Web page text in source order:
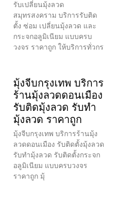
รับเปลี่ยนมุ้งลวด
สมุทรสงคราม บริการรับติด
ตั้ง ซ่อม เปลี่ยนมุ้งลวด และ
กระจกอลูมิเนียม แบบครบ
วงจร ราคาถูก ให้บริการทั่วกร
มุ้งจีบกรุงเทพ บริการ
ร้านมุ้งลวดดอนเมือง
รับติดมุ้งลวด รับทำ
มุ้งลวด ราคาถูก
มุ้งจีบกรุงเทพ บริการร้านมุ้ง
ลวดดอนเมือง รับติดตั้งมุ้งลวด
รับทำมุ้งลวด รับติดตั้งกระจก
อลูมิเนียม แบบครบวงจร
ราคาถูก มุ้